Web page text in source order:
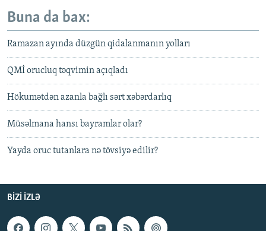
Buna da bax:
Rаmаzаn ayında düzgün qidalanmanın yolları
QMİ оruсluq təqvimin açıqladı
Hökumətdən azanla bağlı sərt xəbərdarlıq
Müsəlmana hansı bayramlar olar?
Yayda oruc tutanlara nə tövsiyə edilir?
BIZI IZLƏ